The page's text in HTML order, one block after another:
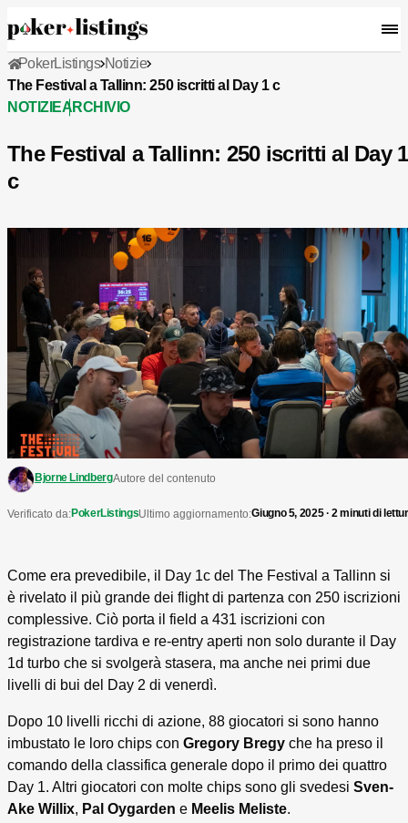
PokerListings Notizie
The Festival a Tallinn: 250 iscritti al Day 1 c
NOTIZIEARCHIVIO
The Festival a Tallinn: 250 iscritti al Day 1
c
Bjorne LindbergAutore del contenuto
Verificato da:PokerListingsUltimo aggiornamento:Giugno 5, 2025 · 2 minuti di
Come era prevedibile, il Day 1c del The Festival a Tallinn si
è rivelato il più grande dei flight di partenza con 250 iscrizioni
complessive. Ciò porta il field a 431 iscrizioni con
registrazione tardiva e re-entry aperti non solo durante il Day
1d turbo che si svolgerà stasera, ma anche nei primi due
livelli di bui del Day 2 di venerdì.
Dopo 10 livelli ricchi di azione, 88 giocatori si sono hanno
imbustato le loro chips con Gregory Bregy che ha preso il
comando della classifica generale dopo il primo dei quattro
Day 1. Altri giocatori con molte chips sono gli svedesi Sven-
Ake Willix, Pal Oygarden e Meelis Meliste.